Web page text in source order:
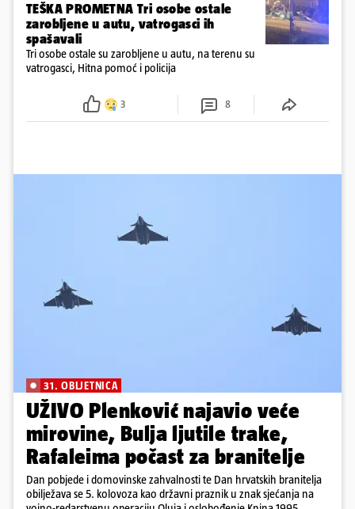
TEŠKA PROMETNA Tri osobe ostale
zarobljene u autu, vatrogasci ih
spašavali
Tri osobe ostale su zarobljene u autu, na terenu su
vatrogasci, Hitna pomoć i policija
3 8
31. OBLJETNICA
UŽIVO Plenković najavio veće
mirovine, Bulja ljutile trake,
Rafaleima počast za branitelje
Dan pobjede i domovinske zahvalnosti te Dan hrvatskih branitelja
obilježava se 5. kolovoza kao državni praznik u znak sjećanja na